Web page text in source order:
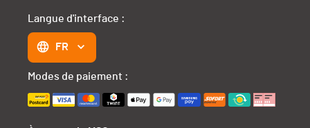
Langue d'interface :
FR
Modes de paiement :